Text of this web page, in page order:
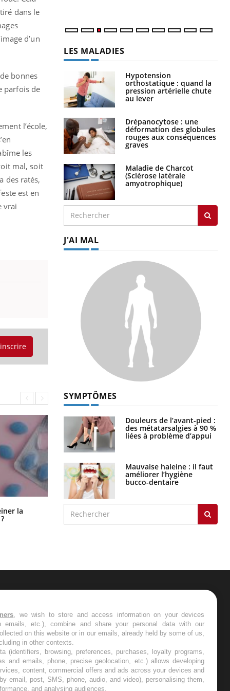
dans le
d’un
bonnes
parfois de
l’école,
les
mal, soit
des ratés,
est en
vrai
la
protéines pourrait finalement être
bénéfique
LES MALADIES
Hypotension
orthostatique : quand la
pression artérielle chute
au lever
Drépanocytose : une
déformation des globules
rouges aux conséquences
graves
Maladie de Charcot
(Sclérose latérale
amyotrophique)
J'AI MAL
SYMPTÔMES
Douleurs de l’avant-pied :
des métatarsalgies à 90 %
liées à problème d’appui
Mauvaise haleine : il faut
améliorer l’hygiène
bucco-dentaire
les semaines les meilleures
, we wish to store and access information on your devices
emails, etc.), combine and share your personal data with our
on this website or in our emails, already held by some of us,
in other contexts.
(identifiers, browsing, preferences, purchases, loyalty programs,
and emails, phone, precise geolocation, etc.) allows developing
content, commercial offers and ads across your devices and
email, post, SMS, phone, audio, and video), personalising them,
and analysing audiences.